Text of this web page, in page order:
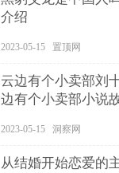
介绍
2023-05-15 置顶网
云边有个小卖部刘
边有个小卖部小说
2023-05-15 洞察网
从结婚开始恋爱的